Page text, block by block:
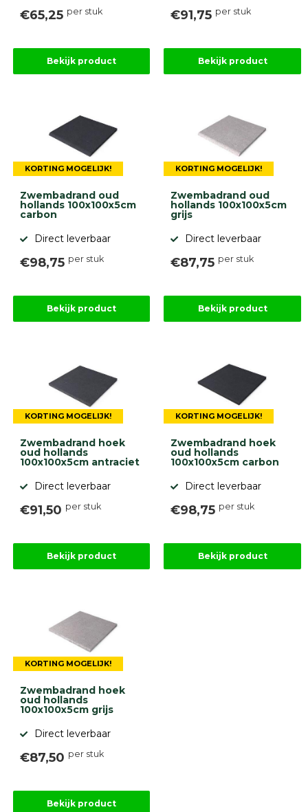
€65,25 per stuk
Bekijk product
€91,75 per stuk
Bekijk product
KORTING MOGELIJK!
Zwembadrand oud
hollands 100x100x5cm
carbon
Direct leverbaar
€98,75 per stuk
Bekijk product
KORTING MOGELIJK!
Zwembadrand oud
hollands 100x100x5cm
grijs
Direct leverbaar
€87,75 per stuk
Bekijk product
KORTING MOGELIJK!
Zwembadrand hoek
oud hollands
100x100x5cm antraciet
Direct leverbaar
€91,50 per stuk
Bekijk product
KORTING MOGELIJK!
Zwembadrand hoek
oud hollands
100x100x5cm carbon
Direct leverbaar
€98,75 per stuk
Bekijk product
KORTING MOGELIJK!
Zwembadrand hoek
oud hollands
100x100x5cm grijs
Direct leverbaar
€87,50 per stuk
Bekijk product